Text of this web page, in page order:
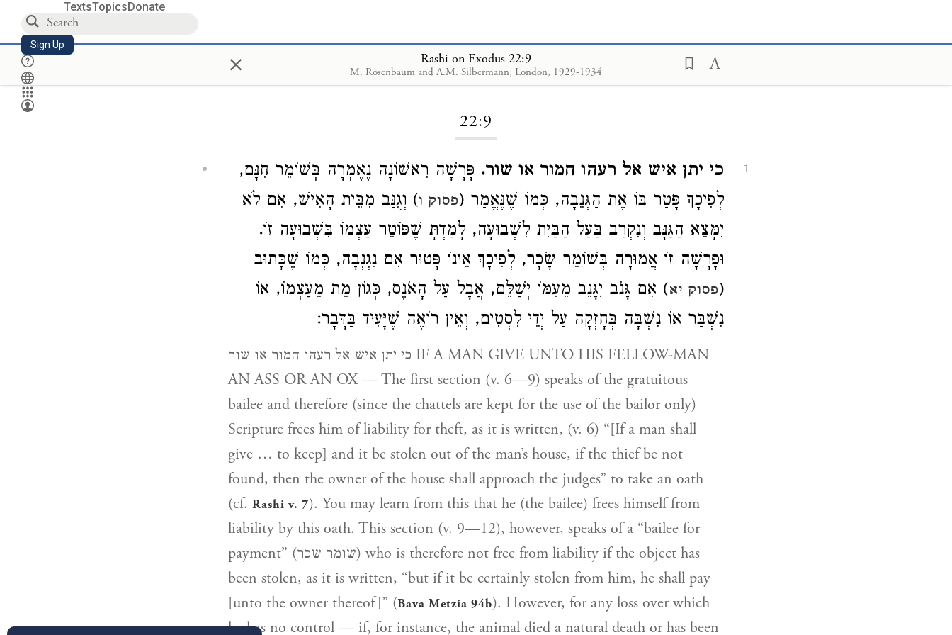
TextsTopicsDonate
Sign Up × Rashi on Exodus 22:9
M. Rosenbaum and A.M. Silbermann, London, 1929-1934
Loading...
22:9
1 כי יתן איש אל רעהו חמור או שור. פָּרָשָׁה רִאשׁוֹנָה נֶאֶמְרָה בְּשׁוֹמֵר חִנָּם,
לְפִיכָךְ פָּטַר בּוֹ אֶת הַגְּנֵבָה, כְּמוֹ שֶׁנֶּאֱמַר (פסוק ו) וְגֻנַּב מִבֵּית הָאִישׁ, אִם לֹא
יִמָּצֵא הַגַּנָּב וְנִקְרַב בַּעַל הַבַּיִת לִשְׁבוּעָה, לָמַדְתָּ שֶׁפּוֹטֵר עַצְמוֹ בִּשְׁבוּעָה זוֹ.
וּפָרָשָׁה זוֹ אֲמוּרָה בְּשׁוֹמֵר שָׂכָר, לְפִיכָךְ אֵינוֹ פָּטוּר אִם נִגְנְבָה, כְּמוֹ שֶׁכָּתוּב
(פסוק יא) אִם גָּנֹב יִגָּנֵב מֵעִמּוֹ יְשַׁלֵּם, אֲבָל עַל הָאֹנֶס, כְּגוֹן מֵת מֵעַצְמוֹ, אוֹ
נִשְׁבַּר אוֹ נִשְׁבָּה בְּחָזְקָה עַל יְדֵי לִסְטִים, וְאֵין רוֹאֶה שֶׁיָּעִיד בַּדָּבָר:
כי יתן איש אל רעהו חמור או שור IF A MAN GIVE UNTO HIS FELLOW-MAN
AN ASS OR AN OX — The first section (v. 6—9) speaks of the gratuitous
bailee and therefore (since the chattels are kept for the use of the bailor only)
Scripture frees him of liability for theft, as it is written, (v. 6) “[If a man shall
give … to keep] and it be stolen out of the man’s house, if the thief be not
found, then the owner of the house shall approach the judges” to take an oath
(cf. Rashi v. 7). You may learn from this that he (the bailee) frees himself from
liability by this oath. This section (v. 9—12), however, speaks of a “bailee for
payment” (שומר שכר) who is therefore not free from liability if the object has
been stolen, as it is written, “but if it be certainly stolen from him, he shall pay
[unto the owner thereof]” (Bava Metzia 94b). However, for any loss over which
he has no control — if, for instance, the animal died a natural death or has been